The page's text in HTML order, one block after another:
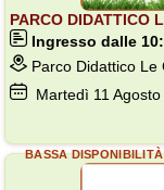
PARCO DIDATTICO
Ingresso dalle
Parco Didattico Le
Martedì 11
BASSA DISPONIBILITÀ